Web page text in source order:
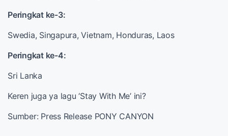
Peringkat ke-3:
Swedia, Singapura, Vietnam, Honduras, Laos
Peringkat ke-4:
Sri Lanka
Keren juga ya lagu ‘Stay With Me’ ini?
Sumber: Press Release PONY CANYON